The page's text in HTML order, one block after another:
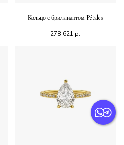
Кольцо с бриллиантом Pétales
278 621 р.